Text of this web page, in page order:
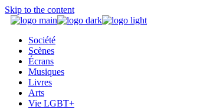
Skip to the content
Société
Scènes
Écrans
Musiques
Livres
Arts
Vie LGBT+